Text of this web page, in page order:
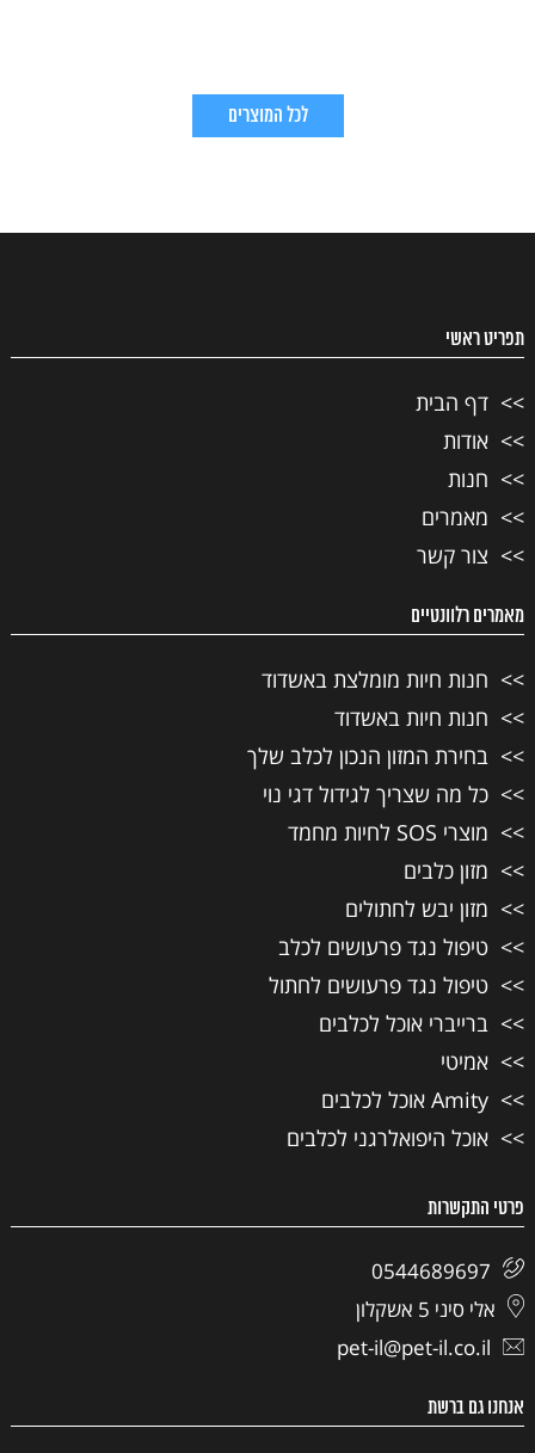
לכל המוצרים
תפריט ראשי
דף הבית
אודות
חנות
מאמרים
צור קשר
מאמרים רלוונטיים
חנות חיות מומלצת באשדוד
חנות חיות באשדוד
בחירת המזון הנכון לכלב שלך
כל מה שצריך לגידול דגי נוי
מוצרי SOS לחיות מחמד
מזון כלבים
מזון יבש לחתולים
טיפול נגד פרעושים לכלב
טיפול נגד פרעושים לחתול
ברייברי אוכל לכלבים
אמיטי
Amity אוכל לכלבים
אוכל היפואלרגני לכלבים
פרטי התקשרות
0544689697
אלי סיני 5 אשקלון
pet-il@pet-il.co.il
אנחנו גם ברשת